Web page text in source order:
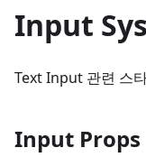
Input
Text Input 관련 스
Input Props